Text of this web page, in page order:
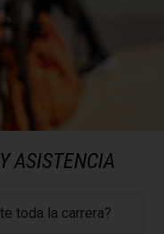
ASISTENCIA
toda la carrera?